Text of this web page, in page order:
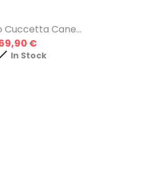
Cuccetta Cane...
€
In Stock